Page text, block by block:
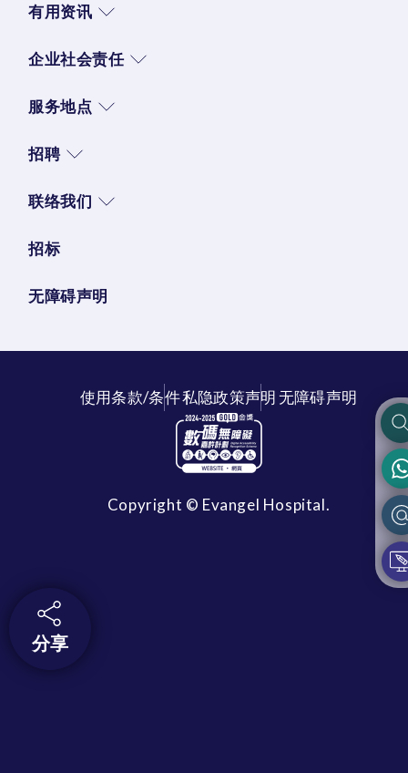
有用资讯
企业社会责任
服务地点
招聘
联络我们
招标
无障碍声明
使用条款/条件私隐政策声明无障碍声明
Copyright © Evangel Hospital.
分享